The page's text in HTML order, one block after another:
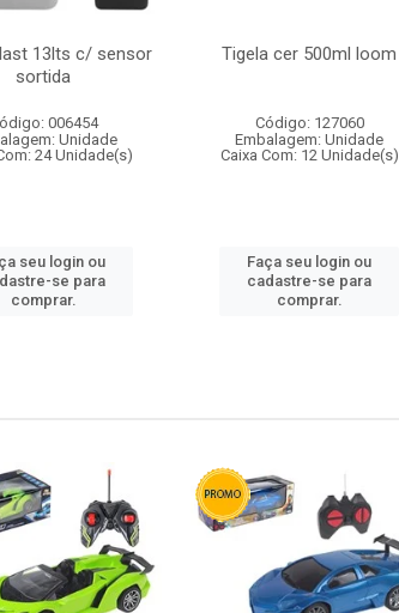
13lts c/ sensor
sortida
006454
Unidade
24 Unidade(s)
seu login ou
se para
comprar.
Tigela cer 500ml loom
Código: 127060
Embalagem: Unidade
Caixa Com: 12 Unidade(s)
Faça seu login ou
cadastre-se para
comprar.